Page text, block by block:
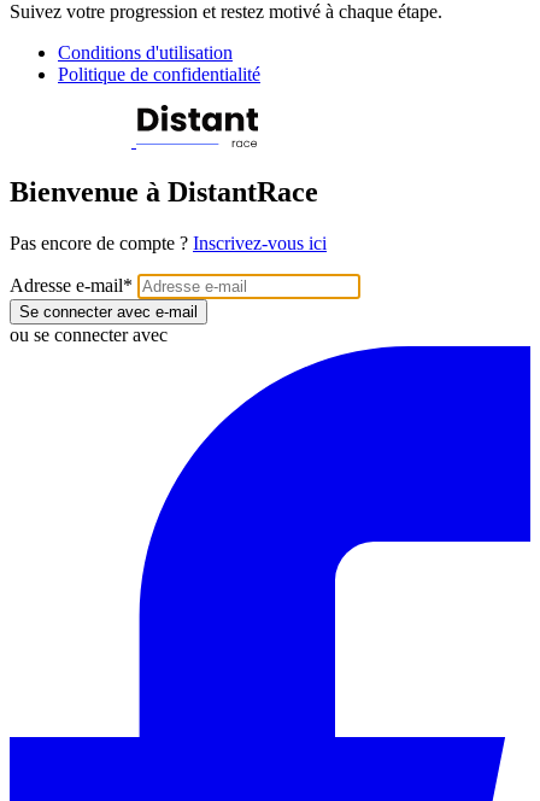
Suivez votre progression et restez motivé à chaque étape.
Conditions d'utilisation
Politique de confidentialité
Bienvenue à DistantRace
Pas encore de compte ? Inscrivez-vous ici
Adresse e-mail*
Se connecter avec e-mail
ou se connecter avec